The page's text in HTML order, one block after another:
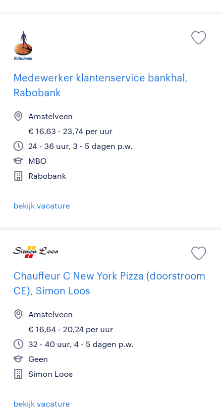
Medewerker klantenservice bankhal,
Rabobank
Amstelveen
€ 16,63 - 23,74 per uur
24 - 36 uur, 3 - 5 dagen p.w.
MBO
Rabobank
bekijk vacature
Chauffeur C New York Pizza (doorstroom
CE), Simon Loos
Amstelveen
€ 16,64 - 20,24 per uur
32 - 40 uur, 4 - 5 dagen p.w.
Geen
Simon Loos
bekijk vacature